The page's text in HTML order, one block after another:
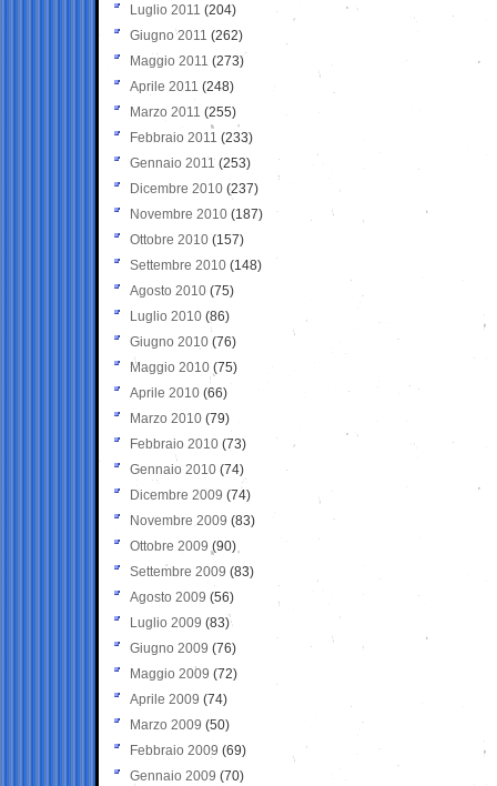
Luglio 2011 (204)
Giugno 2011 (262)
Maggio 2011 (273)
Aprile 2011 (248)
Marzo 2011 (255)
Febbraio 2011 (233)
Gennaio 2011 (253)
Dicembre 2010 (237)
Novembre 2010 (187)
Ottobre 2010 (157)
Settembre 2010 (148)
Agosto 2010 (75)
Luglio 2010 (86)
Giugno 2010 (76)
Maggio 2010 (75)
Aprile 2010 (66)
Marzo 2010 (79)
Febbraio 2010 (73)
Gennaio 2010 (74)
Dicembre 2009 (74)
Novembre 2009 (83)
Ottobre 2009 (90)
Settembre 2009 (83)
Agosto 2009 (56)
Luglio 2009 (83)
Giugno 2009 (76)
Maggio 2009 (72)
Aprile 2009 (74)
Marzo 2009 (50)
Febbraio 2009 (69)
Gennaio 2009 (70)